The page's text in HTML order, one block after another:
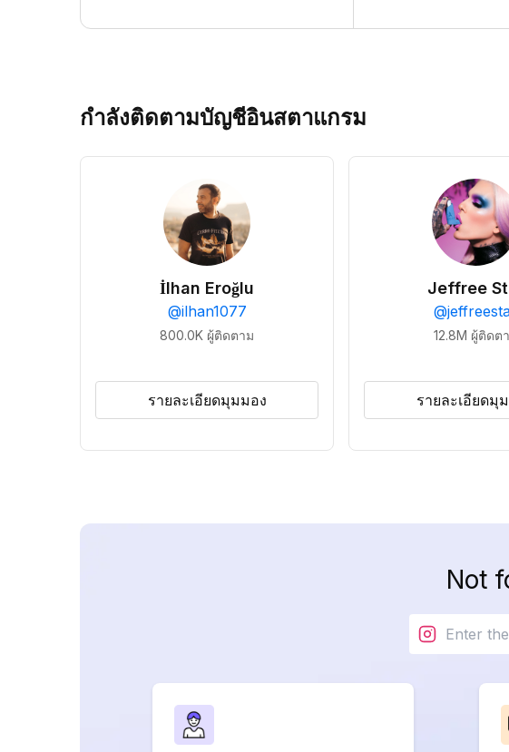
กำลังติดตามบัญชีอินสตาแกรม
İlhan Eroğlu
@ilhan1077
800.0K ผู้ติดตาม
รายละเอียดมุมมอง
Jeffree
@
12.8M ผู้ติดต
รายละเอียดมุ
Not